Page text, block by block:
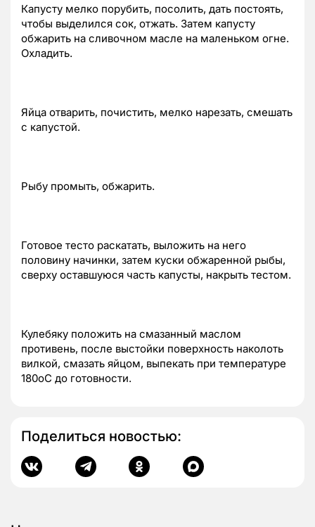
Капусту мелко порубить, посолить, дать постоять,
чтобы выделился сок, отжать. Затем капусту
обжарить на сливочном масле на маленьком огне.
Охладить.
Яйца отварить, почистить, мелко нарезать, смешать
с капустой.
Рыбу промыть, обжарить.
Готовое тесто раскатать, выложить на него
половину начинки, затем куски обжаренной рыбы,
сверху оставшуюся часть капусты, накрыть тестом.
Кулебяку положить на смазанный маслом
противень, после выстойки поверхность наколоть
вилкой, смазать яйцом, выпекать при температуре
180оС до готовности.
Поделиться новостью: